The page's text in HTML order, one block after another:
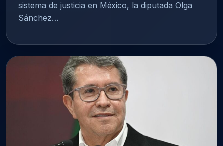
sistema de justicia en México, la diputada Olga
Sánchez…